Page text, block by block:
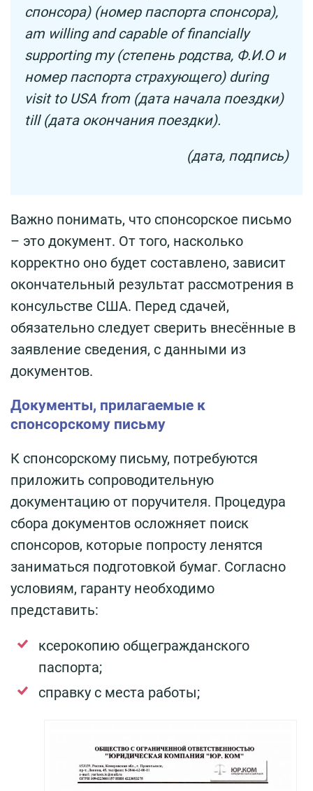
спонсора) (номер паспорта спонсора),
am willing and capable of financially
supporting my (степень родства, Ф.И.О и
номер паспорта страхующего) during
visit to USA from (дата начала поездки)
till (дата окончания поездки).
(дата, подпись)
Важно понимать, что спонсорское письмо
– это документ. От того, насколько
корректно оно будет составлено, зависит
окончательный результат рассмотрения в
консульстве США. Перед сдачей,
обязательно следует сверить внесённые в
заявление сведения, с данными из
документов.
Документы, прилагаемые к
спонсорскому письму
К спонсорскому письму, потребуются
приложить сопроводительную
документацию от поручителя. Процедура
сбора документов осложняет поиск
спонсоров, которые попросту ленятся
заниматься подготовкой бумаг. Согласно
условиям, гаранту необходимо
представить:
ксерокопию общегражданского
паспорта;
справку с места работы;